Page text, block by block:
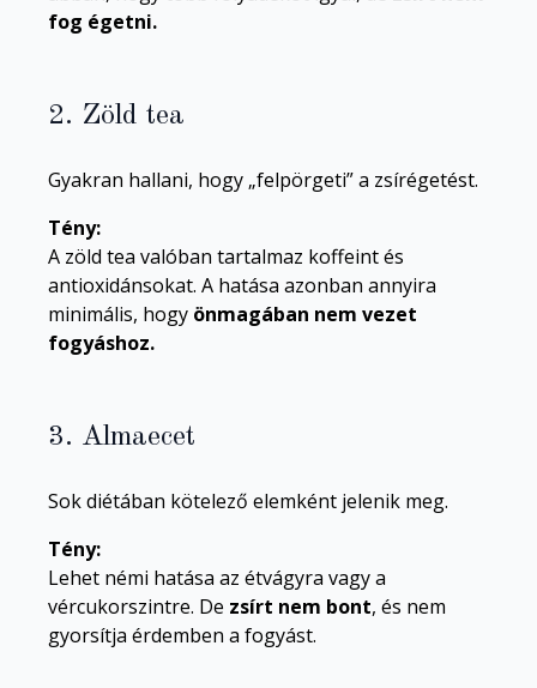
fog égetni.
2. Zöld tea
Gyakran hallani, hogy „felpörgeti” a zsírégetést.
Tény:
A zöld tea valóban tartalmaz koffeint és
antioxidánsokat. A hatása azonban annyira
minimális, hogy önmagában nem vezet
fogyáshoz.
3. Almaecet
Sok diétában kötelező elemként jelenik meg.
Tény:
Lehet némi hatása az étvágyra vagy a
vércukorszintre. De zsírt nem bont, és nem
gyorsítja érdemben a fogyást.